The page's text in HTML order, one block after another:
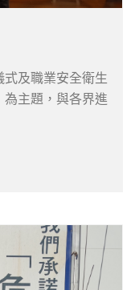
及職業安全衛生
主題，與各界進